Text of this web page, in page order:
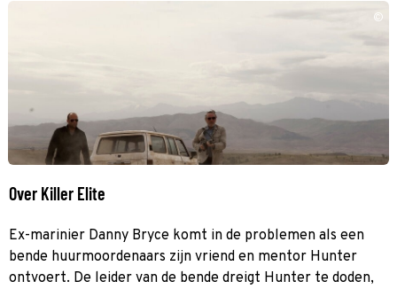
©
Over Killer Elite
Ex-marinier Danny Bryce komt in de problemen als een
bende huurmoordenaars zijn vriend en mentor Hunter
ontvoert. De leider van de bende dreigt Hunter te doden,